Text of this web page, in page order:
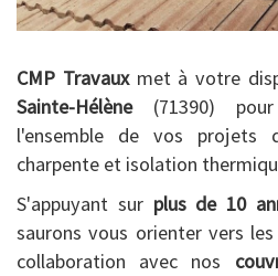
CMP Travauxmet à votre
Sainte-Hélène(71390)
l'ensemble de vos projets
charpente et isolation
S'appuyant sur plus de 10
saurons vous orienter vers
collaboration avec nos